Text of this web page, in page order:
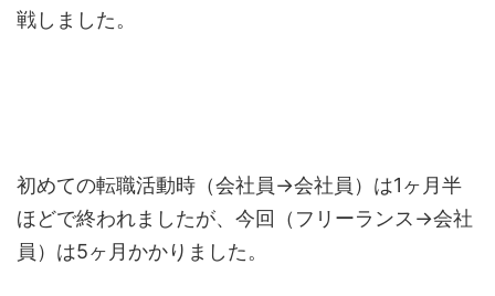
戦しました。
初めての転職活動時（会社員→会社員）は1ヶ月半
ほどで終われましたが、今回（フリーランス→会社
員）は5ヶ月かかりました。